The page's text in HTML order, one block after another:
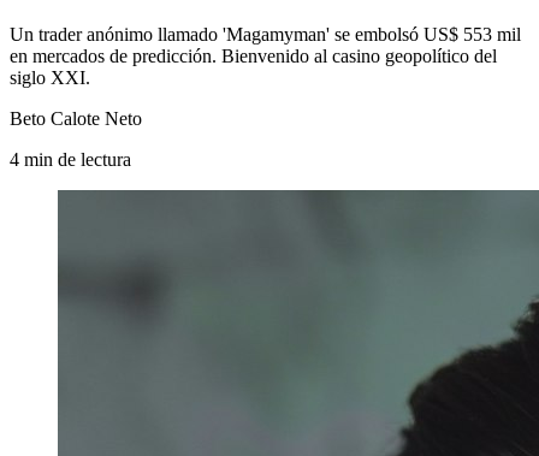
Un trader anónimo llamado 'Magamyman' se embolsó US$ 553 mil
en mercados de predicción. Bienvenido al casino geopolítico del
siglo XXI.
Beto Calote Neto
4 min de lectura